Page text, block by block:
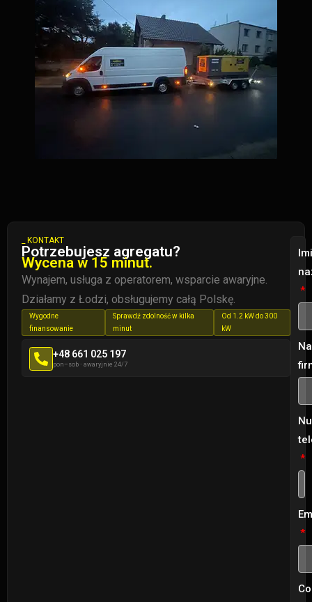
_ KONTAKT
Potrzebujesz agregatu?
Wycena w 15 minut.
Wynajem, usługa z operatorem, wsparcie awaryjne.
Działamy z Łodzi, obsługujemy całą Polskę.
Wygodne
finansowanie
Sprawdź zdolność w kilka
minut
Od 1.2 kW do 300
kW
+48 661 025 197
pon–sob · awaryjnie 24/7
Co